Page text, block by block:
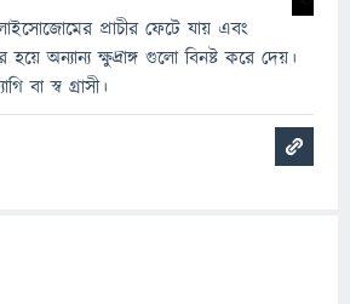
প্রাচীর ফেটে যায় এবং
অন্যান্য ক্ষুদ্রাঙ্গ গুলো বিনষ্ট করে দেয়।
বা স্ব গ্রাসী।